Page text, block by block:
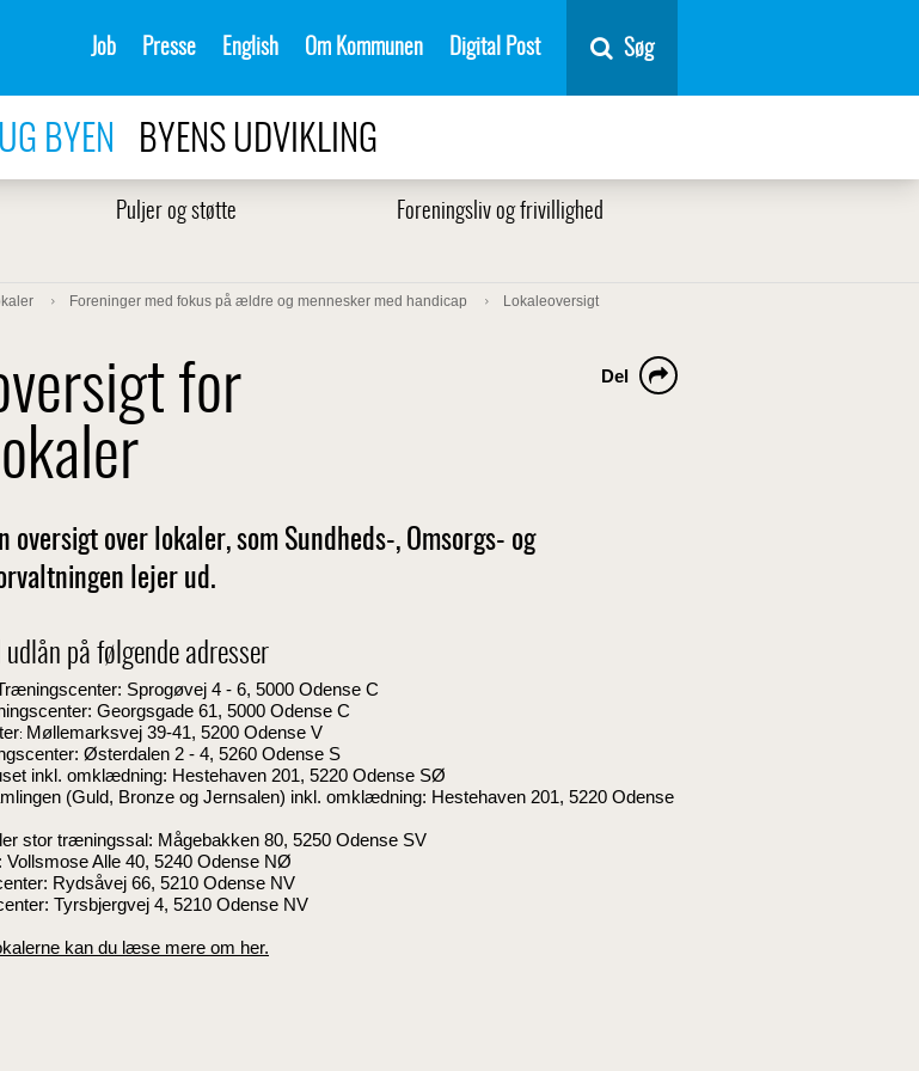
Job Presse English Om Kommunen Digital Post Søg
BYEN BYENS UDVIKLING
Puljer og støtte
Foreningsliv og frivillighed
Foreninger med fokus på ældre og mennesker med handicap Lokaleoversigt
for
Del
oversigt over lokaler, som Sundheds-, Omsorgs- og
lejer ud.
på følgende adresser
Sprogøvej 4 - 6, 5000 Odense C
Georgsgade 61, 5000 Odense C
: Møllemarksvej 39-41, 5200 Odense V
Østerdalen 2 - 4, 5260 Odense S
inkl. omklædning: Hestehaven 201, 5220 Odense SØ
(Guld, Bronze og Jernsalen) inkl. omklædning: Hestehaven 201, 5220 Odense
stor træningssal: Mågebakken 80, 5250 Odense SV
Vollsmose Alle 40, 5240 Odense NØ
Rydsåvej 66, 5210 Odense NV
Tyrsbjergvej 4, 5210 Odense NV
kan du læse mere om her.